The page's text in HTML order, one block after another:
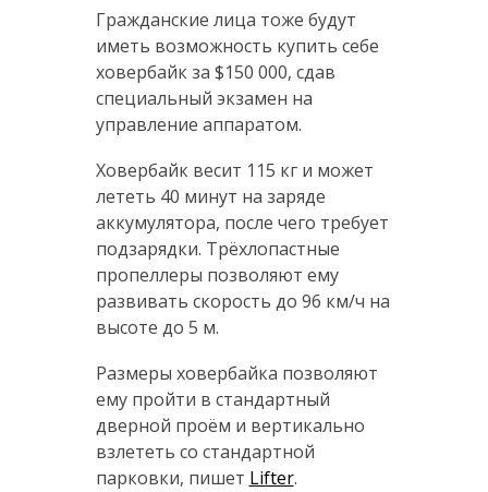
Гражданские лица тоже будут
иметь возможность купить себе
ховербайк за $150 000, сдав
специальный экзамен на
управление аппаратом.
Ховербайк весит 115 кг и может
лететь 40 минут на заряде
аккумулятора, после чего требует
подзарядки. Трёхлопастные
пропеллеры позволяют ему
развивать скорость до 96 км/ч на
высоте до 5 м.
Размеры ховербайка позволяют
ему пройти в стандартный
дверной проём и вертикально
взлететь со стандартной
парковки, пишет Lifter.